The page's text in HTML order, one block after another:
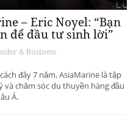
– Eric Noyel: “Bạn
để đầu tư sinh lời”
& Business
đây 7 năm, AsiaMarine là tập
chăm sóc du thuyền hàng đầu
Á.